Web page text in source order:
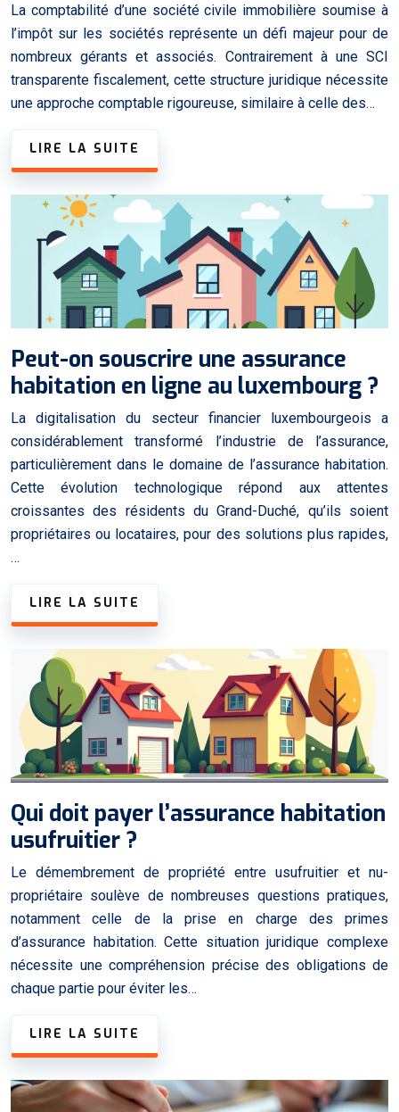
La comptabilité d’une société civile immobilière soumise à
l’impôt sur les sociétés représente un défi majeur pour de
nombreux gérants et associés. Contrairement à une SCI
transparente fiscalement, cette structure juridique nécessite
une approche comptable rigoureuse, similaire à celle des…
LIRE LA SUITE
Peut-on souscrire une assurance
habitation en ligne au luxembourg ?
La digitalisation du secteur financier luxembourgeois a
considérablement transformé l’industrie de l’assurance,
particulièrement dans le domaine de l’assurance habitation.
Cette évolution technologique répond aux attentes
croissantes des résidents du Grand-Duché, qu’ils soient
propriétaires ou locataires, pour des solutions plus rapides,
…
LIRE LA SUITE
Qui doit payer l’assurance habitation
usufruitier ?
Le démembrement de propriété entre usufruitier et nu-
propriétaire soulève de nombreuses questions pratiques,
notamment celle de la prise en charge des primes
d’assurance habitation. Cette situation juridique complexe
nécessite une compréhension précise des obligations de
chaque partie pour éviter les…
LIRE LA SUITE